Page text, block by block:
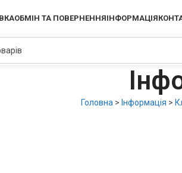
ОБМІН ТА ПОВЕРНЕННЯІНФОРМАЦІЯ
Головна > Інформація >